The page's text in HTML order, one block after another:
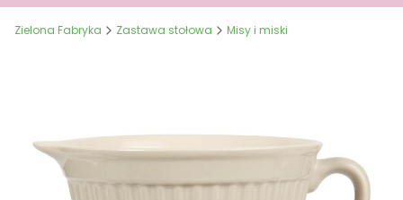
Zielona Fabryka Zastawa stołowa Misy i miski